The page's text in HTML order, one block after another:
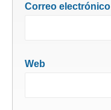
Correo electrónico
Web